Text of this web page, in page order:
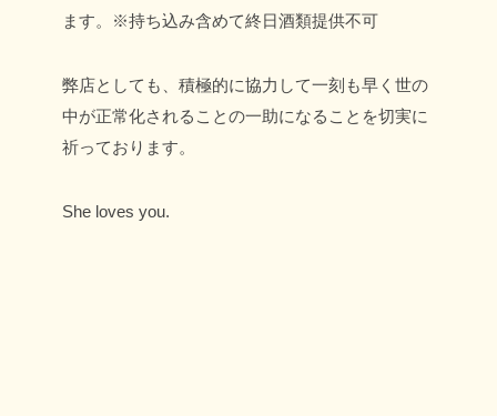
ます。
※持ち込み含めて終日酒類提供不可
弊店としても、積極的に協力して一刻も早く世の
中が正常化されることの一助になることを切実に
祈っております。
She loves you.